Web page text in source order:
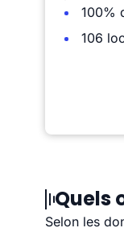
100%
106
Quels
Selon les